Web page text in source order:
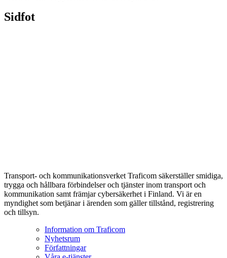
Sidfot
Transport- och kommunikationsverket Traficom säkerställer smidiga,
trygga och hållbara förbindelser och tjänster inom transport och
kommunikation samt främjar cybersäkerhet i Finland. Vi är en
myndighet som betjänar i ärenden som gäller tillstånd, registrering
och tillsyn.
Information om Traficom
Nyhetsrum
Författningar